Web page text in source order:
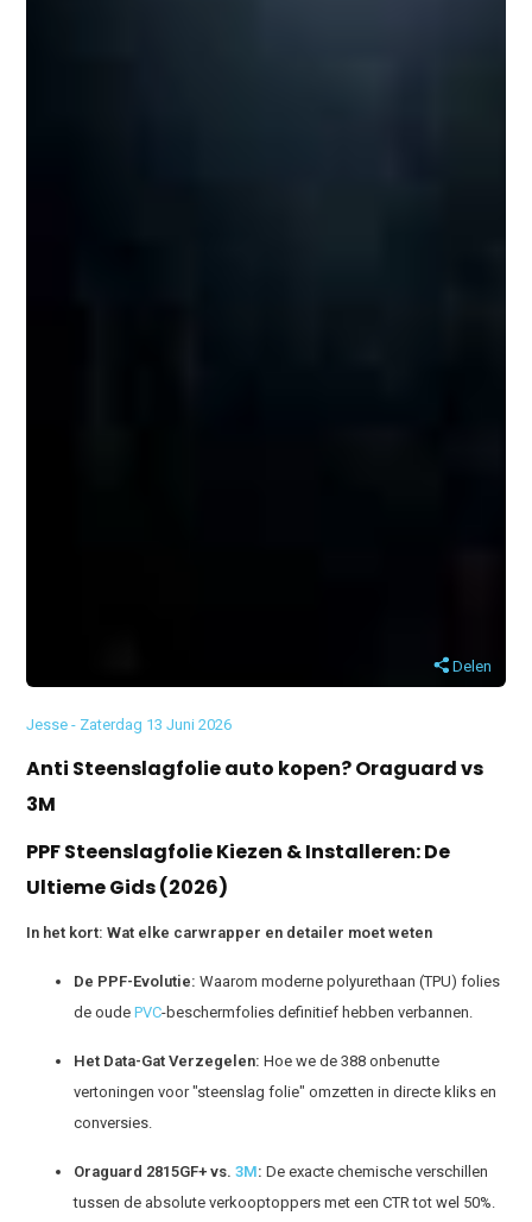
Delen
Jesse - Zaterdag 13 Juni 2026
Anti Steenslagfolie auto kopen? Oraguard vs
3M
PPF Steenslagfolie Kiezen & Installeren: De
Ultieme Gids (2026)
In het kort: Wat elke carwrapper en detailer moet weten
De PPF-Evolutie: Waarom moderne polyurethaan (TPU) folies
de oudePVC-beschermfolies definitief hebben verbannen.
Het Data-Gat Verzegelen: Hoe we de 388 onbenutte
vertoningen voor "steenslag folie" omzetten in directe kliks en
conversies.
Oraguard 2815GF+ vs.3M: De exacte chemische verschillen
tussen de absolute verkooptoppers met een CTR tot wel 50%.